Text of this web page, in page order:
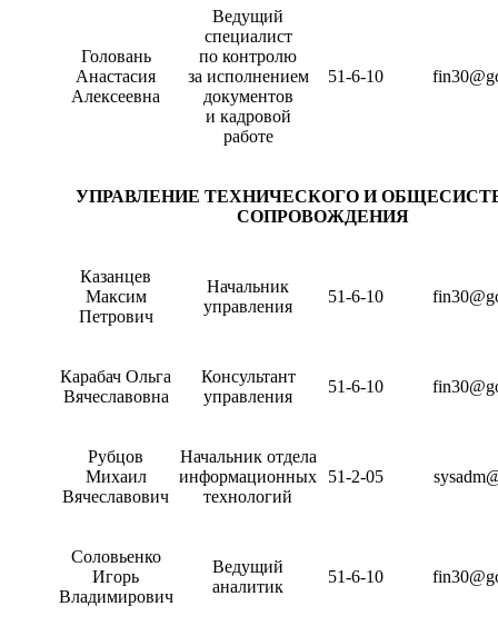
Головань
Анастасия
Алексеевна
Ведущий
специалист
по контролю
за исполнением
документов
и кадровой
работе
51-6-10
УПРАВЛЕНИЕ ТЕХНИЧЕСКОГО И
СОПРОВОЖДЕНИЯ
Казанцев
Максим
Петрович
Начальник
управления
51-6-10
Карабач Ольга
Вячеславовна
Консультант
управления
51-6-10
Рубцов
Михаил
Вячеславович
Начальник отдела
информационных
технологий
51-2-05
Соловьенко
Игорь
Владимирович
Ведущий
аналитик
51-6-10